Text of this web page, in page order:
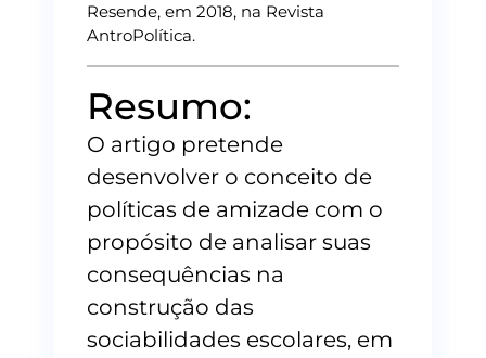
Resende, em 2018, na Revista
AntroPolítica.
Resumo:
O artigo pretende
desenvolver o conceito de
políticas de amizade com o
propósito de analisar suas
consequências na
construção das
sociabilidades escolares, em